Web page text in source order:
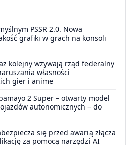
PSSR 2.0. Nowa
grafiki w grach na konsoli
kolejny wzywają rząd federalny
własności
gier i anime
2 Super – otwarty model
autonomicznych – do
się przed awarią złącza
za pomocą narzędzi AI